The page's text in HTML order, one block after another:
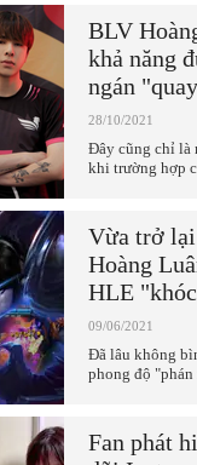
BLV
khả năng
ngán
28/10/2021
Đây cũng chỉ là
khi trường hợp
Vừa trở
Hoàng
HLE
09/06/2021
Đã lâu không
phong độ
Fan phát